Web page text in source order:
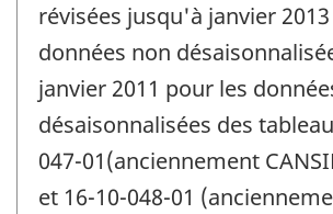
révisées jusqu'à janvier
données non
janvier 2011 pour les
désaisonnalisées des
047-01(anciennement
et 16-10-048-01